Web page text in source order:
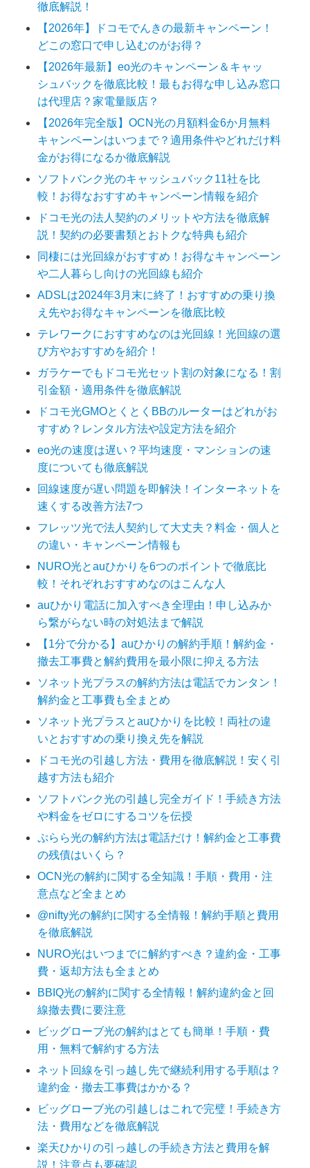
徹底解説！
【2026年】ドコモでんきの最新キャンペーン！
どこの窓口で申し込むのがお得？
【2026年最新】eo光のキャンペーン＆キャッ
シュバックを徹底比較！最もお得な申し込み窓口
は代理店？家電量販店？
【2026年完全版】OCN光の月額料金6か月無料
キャンペーンはいつまで？適用条件やどれだけ料
金がお得になるか徹底解説
ソフトバンク光のキャッシュバック11社を比
較！お得なおすすめキャンペーン情報を紹介
ドコモ光の法人契約のメリットや方法を徹底解
説！契約の必要書類とおトクな特典も紹介
同棲には光回線がおすすめ！お得なキャンペーン
や二人暮らし向けの光回線も紹介
ADSLは2024年3月末に終了！おすすめの乗り換
え先やお得なキャンペーンを徹底比較
テレワークにおすすめなのは光回線！光回線の選
び方やおすすめを紹介！
ガラケーでもドコモ光セット割の対象になる！割
引金額・適用条件を徹底解説
ドコモ光GMOとくとくBBのルーターはどれがお
すすめ？レンタル方法や設定方法を紹介
eo光の速度は遅い？平均速度・マンションの速
度についても徹底解説
回線速度が遅い問題を即解決！インターネットを
速くする改善方法7つ
フレッツ光で法人契約して大丈夫？料金・個人と
の違い・キャンペーン情報も
NURO光とauひかりを6つのポイントで徹底比
較！それぞれおすすめなのはこんな人
auひかり電話に加入すべき全理由！申し込みか
ら繋がらない時の対処法まで解説
【1分で分かる】auひかりの解約手順！解約金・
撤去工事費と解約費用を最小限に抑える方法
ソネット光プラスの解約方法は電話でカンタン！
解約金と工事費も全まとめ
ソネット光プラスとauひかりを比較！両社の違
いとおすすめの乗り換え先を解説
ドコモ光の引越し方法・費用を徹底解説！安く引
越す方法も紹介
ソフトバンク光の引越し完全ガイド！手続き方法
や料金をゼロにするコツを伝授
ぷらら光の解約方法は電話だけ！解約金と工事費
の残債はいくら？
OCN光の解約に関する全知識！手順・費用・注
意点など全まとめ
@nifty光の解約に関する全情報！解約手順と費用
を徹底解説
NURO光はいつまでに解約すべき？違約金・工事
費・返却方法も全まとめ
BBIQ光の解約に関する全情報！解約違約金と回
線撤去費に要注意
ビッグローブ光の解約はとても簡単！手順・費
用・無料で解約する方法
ネット回線を引っ越し先で継続利用する手順は？
違約金・撤去工事費はかかる？
ビッグローブ光の引越しはこれで完璧！手続き方
法・費用などを徹底解説
楽天ひかりの引っ越しの手続き方法と費用を解
説！注意点も要確認